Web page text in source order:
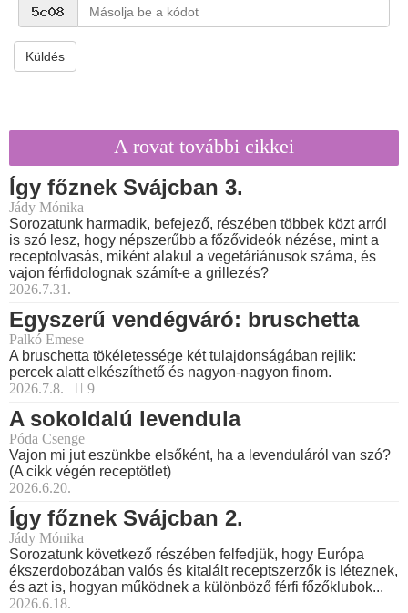
Küldés
A rovat további cikkei
Így főznek Svájcban 3.
Jády Mónika
Sorozatunk harmadik, befejező, részében többek közt arról
is szó lesz, hogy népszerűbb a főzővideók nézése, mint a
receptolvasás, miként alakul a vegetáriánusok száma, és
vajon férfidolognak számít-e a grillezés?
2026.7.31.
Egyszerű vendégváró: bruschetta
Palkó Emese
A bruschetta tökéletessége két tulajdonságában rejlik:
percek alatt elkészíthető és nagyon-nagyon finom.
2026.7.8.
9
A sokoldalú levendula
Póda Csenge
Vajon mi jut eszünkbe elsőként, ha a levenduláról van szó?
(A cikk végén receptötlet)
2026.6.20.
Így főznek Svájcban 2.
Jády Mónika
Sorozatunk következő részében felfedjük, hogy Európa
ékszerdobozában valós és kitalált receptszerzők is léteznek,
és azt is, hogyan működnek a különböző férfi főzőklubok...
2026.6.18.